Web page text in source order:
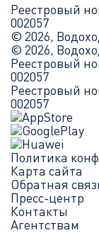
Реестровый
002057
© 2026,
© 2026,
Реестровый
002057
Реестровый
002057
Политика
Карта сайта
Обратная
Пресс-центр
Контакты
Агентствам